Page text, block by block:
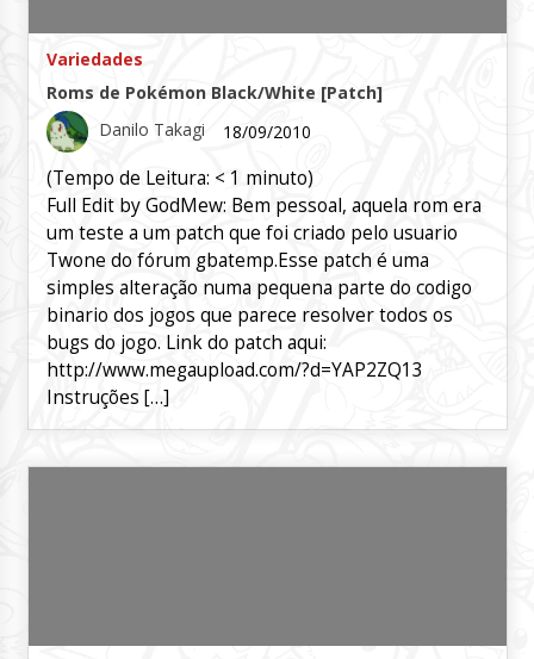
Variedades
Roms de Pokémon Black/White [Patch]
Danilo Takagi
18/09/2010
(Tempo de Leitura: < 1 minuto)
Full Edit by GodMew: Bem pessoal, aquela rom era
um teste a um patch que foi criado pelo usuario
Twone do fórum gbatemp.Esse patch é uma
simples alteração numa pequena parte do codigo
binario dos jogos que parece resolver todos os
bugs do jogo. Link do patch aqui:
http://www.megaupload.com/?d=YAP2ZQ13
Instruções […]